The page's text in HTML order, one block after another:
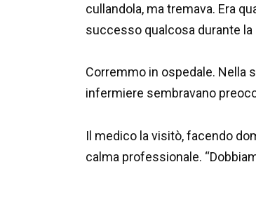
cullandola, ma tremava. Era
successo qualcosa durante la
Corremmo in ospedale. Nella
infermiere sembravano
Il medico la visitò, facendo
calma professionale.